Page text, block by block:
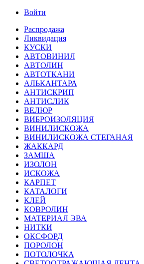
Войти
Распродажа
Ликвидация
КУСКИ
АВТОВИНИЛ
АВТОЛИН
АВТОТКАНИ
АЛЬКАНТАРА
АНТИСКРИП
АНТИСЛИК
ВЕЛЮР
ВИБРОИЗОЛЯЦИЯ
ВИНИЛИСКОЖА
ВИНИЛИСКОЖА СТЕГАНАЯ
ЖАККАРД
ЗАМША
ИЗОЛОН
ИСКОЖА
КАРПЕТ
КАТАЛОГИ
КЛЕЙ
КОВРОЛИН
МАТЕРИАЛ ЭВА
НИТКИ
ОКСФОРД
ПОРОЛОН
ПОТОЛОЧКА